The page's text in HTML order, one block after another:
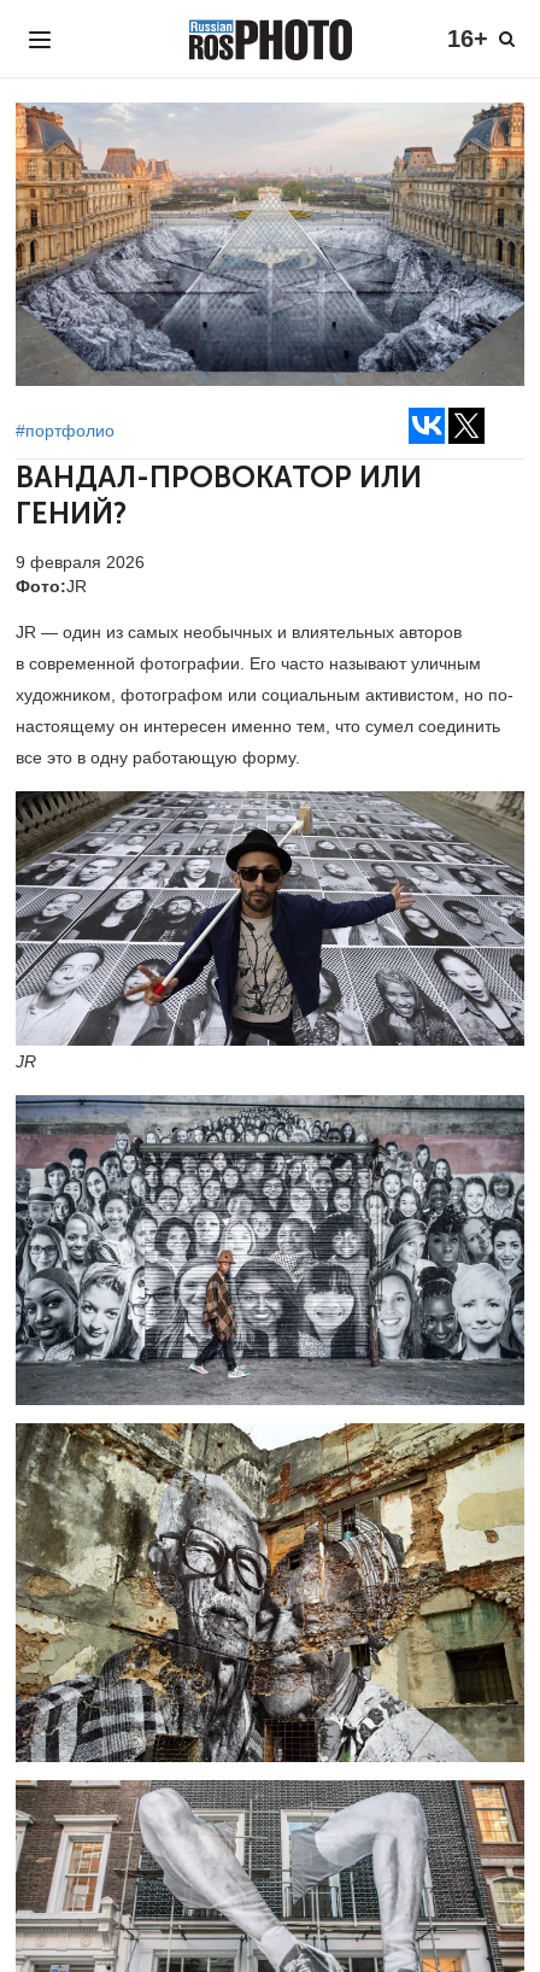
16+
#портфолио
ВАНДАЛ-ПРОВОКАТОР ИЛИ
ГЕНИЙ?
9 февраля 2026
Фото:JR
JR — один из самых необычных и влиятельных авторов
в современной фотографии. Его часто называют уличным
художником, фотографом или социальным активистом, но по-
настоящему он интересен именно тем, что сумел соединить
все это в одну работающую форму.
JR